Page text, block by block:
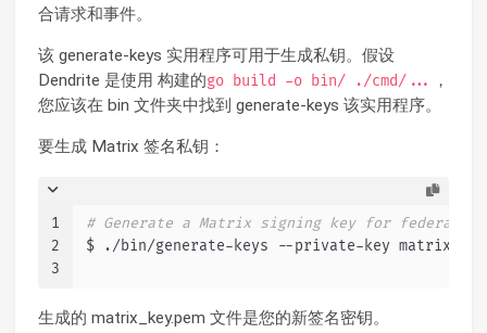
合请求和事件。
该 generate-keys 实用程序可用于生成私钥。假设
Dendrite 是使用 构建的go build -o bin/ ./cmd/...
，
您应该在 bin 文件夹中找到 generate-keys 该实用程序。
要生成 Matrix 签名私钥：
1
2
3
# Generate a Matrix signing key for
$ ./bin/generate-keys --private-key
生成的 matrix_key.pem 文件是您的新签名密钥。